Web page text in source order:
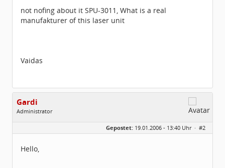
not nofing about it SPU-3011, What is a real
manufakturer of this laser unit
Vaidas
Gardi
Administrator
Homepage:
Gardi.de
Dabei seit:
Gepostet: 19.01.2006 - 13:40 Uhr · #2
Hello,